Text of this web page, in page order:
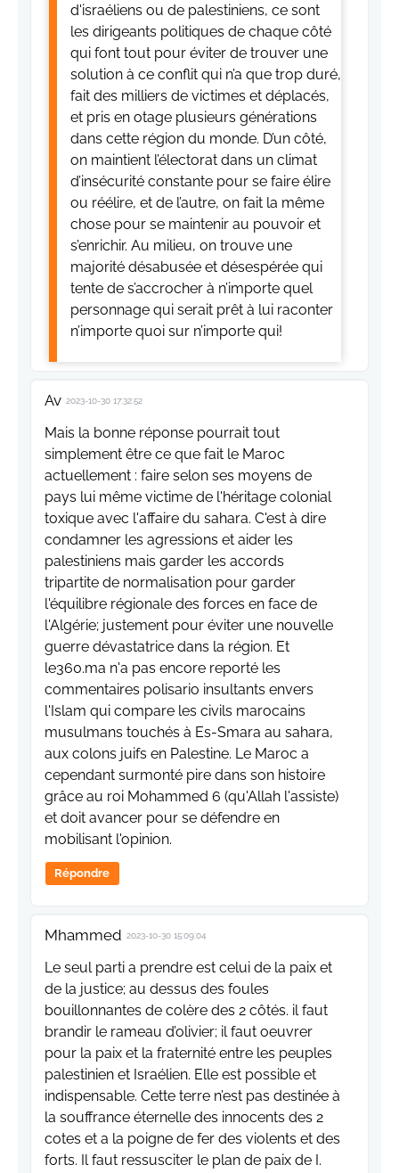
d'israéliens ou de palestiniens, ce sont
les dirigeants politiques de chaque côté
qui font tout pour éviter de trouver une
solution à ce conflit qui n’a que trop duré,
fait des milliers de victimes et déplacés,
et pris en otage plusieurs générations
dans cette région du monde. D’un côté,
on maintient l’électorat dans un climat
d’insécurité constante pour se faire élire
ou réélire, et de l’autre, on fait la même
chose pour se maintenir au pouvoir et
s’enrichir. Au milieu, on trouve une
majorité désabusée et désespérée qui
tente de s’accrocher à n’importe quel
personnage qui serait prêt à lui raconter
n’importe quoi sur n’importe qui!
Av 2023-10-30 17:32:52
Mais la bonne réponse pourrait tout
simplement être ce que fait le Maroc
actuellement : faire selon ses moyens de
pays lui même victime de l'héritage colonial
toxique avec l'affaire du sahara. C'est à dire
condamner les agressions et aider les
palestiniens mais garder les accords
tripartite de normalisation pour garder
l'équilibre régionale des forces en face de
l'Algérie; justement pour éviter une nouvelle
guerre dévastatrice dans la région. Et
le360.ma n'a pas encore reporté les
commentaires polisario insultants envers
l'Islam qui compare les civils marocains
musulmans touchés à Es-Smara au sahara,
aux colons juifs en Palestine. Le Maroc a
cependant surmonté pire dans son histoire
grâce au roi Mohammed 6 (qu'Allah l'assiste)
et doit avancer pour se défendre en
mobilisant l'opinion.
Répondre
Mhammed 2023-10-30 15:09:04
Le seul parti a prendre est celui de la paix et
de la justice; au dessus des foules
bouillonnantes de colère des 2 côtés. il faut
brandir le rameau d’olivier; il faut oeuvrer
pour la paix et la fraternité entre les peuples
palestinien et Israélien. Elle est possible et
indispensable. Cette terre n’est pas destinée à
la souffrance éternelle des innocents des 2
cotes et a la poigne de fer des violents et des
forts. Il faut ressusciter le plan de paix de I.